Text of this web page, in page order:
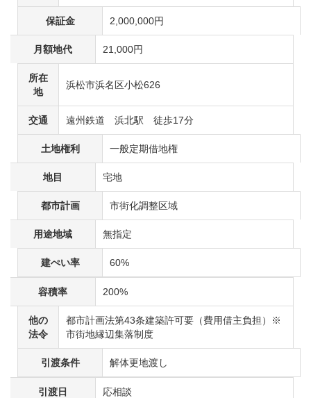
保証金 2,000,000円
月額地代 21,000円
所在
地
浜松市浜名区小松626
交通 遠州鉄道 浜北駅 徒歩17分
土地権利 一般定期借地権
地目 宅地
都市計画 市街化調整区域
用途地域 無指定
建ぺい率 60%
容積率 200%
他の
法令
都市計画法第43条建築許可要（費用借主負担）※
市街地縁辺集落制度
引渡条件 解体更地渡し
引渡日 応相談